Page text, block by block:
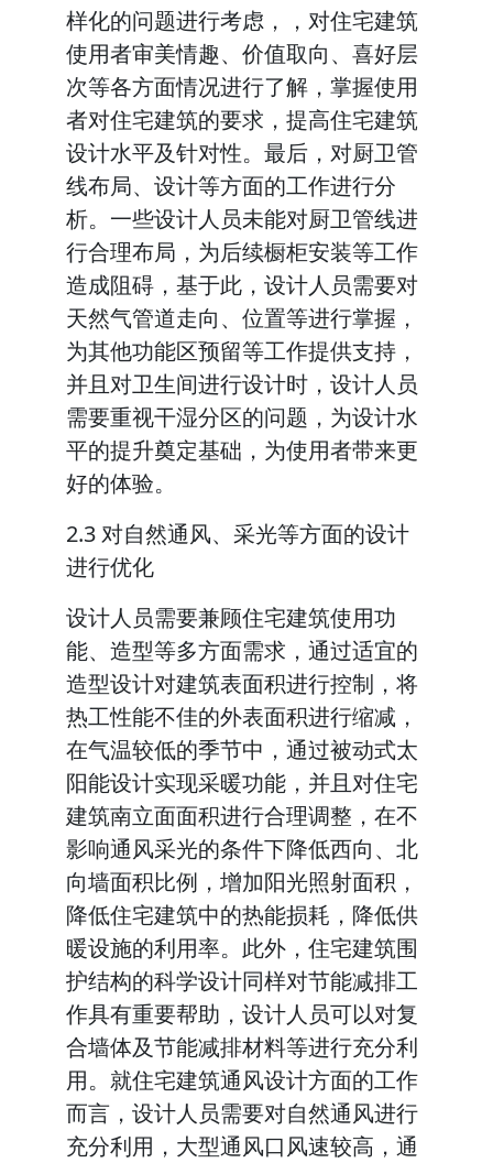
样化的问题进行考虑，，对住宅建筑
使用者审美情趣、价值取向、喜好层
次等各方面情况进行了解，掌握使用
者对住宅建筑的要求，提高住宅建筑
设计水平及针对性。最后，对厨卫管
线布局、设计等方面的工作进行分
析。一些设计人员未能对厨卫管线进
行合理布局，为后续橱柜安装等工作
造成阻碍，基于此，设计人员需要对
天然气管道走向、位置等进行掌握，
为其他功能区预留等工作提供支持，
并且对卫生间进行设计时，设计人员
需要重视干湿分区的问题，为设计水
平的提升奠定基础，为使用者带来更
好的体验。
2.3 对自然通风、采光等方面的设计
进行优化
设计人员需要兼顾住宅建筑使用功
能、造型等多方面需求，通过适宜的
造型设计对建筑表面积进行控制，将
热工性能不佳的外表面积进行缩减，
在气温较低的季节中，通过被动式太
阳能设计实现采暖功能，并且对住宅
建筑南立面面积进行合理调整，在不
影响通风采光的条件下降低西向、北
向墙面积比例，增加阳光照射面积，
降低住宅建筑中的热能损耗，降低供
暖设施的利用率。此外，住宅建筑围
护结构的科学设计同样对节能减排工
作具有重要帮助，设计人员可以对复
合墙体及节能减排材料等进行充分利
用。就住宅建筑通风设计方面的工作
而言，设计人员需要对自然通风进行
充分利用，大型通风口风速较高，通